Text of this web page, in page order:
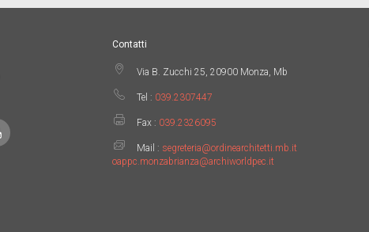
Contatti
Via B. Zucchi 25, 20900 Monza, Mb
Tel : 039.2307447
Fax : 039.2326095
Mail : segreteria@ordinearchitetti.mb.it
oappc.monzabrianza@archiworldpec.it